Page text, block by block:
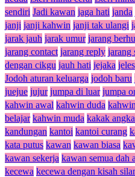
sendiri Jadi kawan jaga hati janda
janji janji kahwin janji tak ulangi
jarak jauh jarak umur jarang
jarang contact jarang reply jarang
dengan cikgu jauh hati jejaka jeles
Jodoh aturan keluarga jodoh baru
juejue jujur jumpa di luar jumpa
kahwin awal kahwin duda
belajar kahwin muda kakak
kandungan kantoi kantoi curang
kata putus kawan kawan biasa
kawan sekerja kawan semua dah
kecewa kecewa dengan kisah